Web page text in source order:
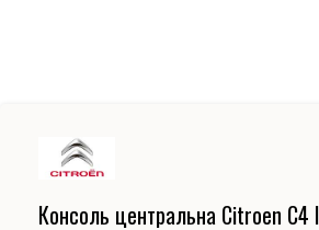
Консоль центральна Citroen C4